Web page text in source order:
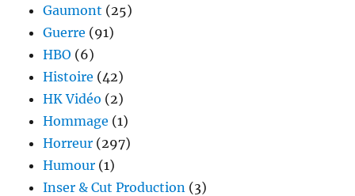
Gaumont (25)
Guerre (91)
HBO (6)
Histoire (42)
HK Vidéo (2)
Hommage (1)
Horreur (297)
Humour (1)
Inser & Cut Production (3)